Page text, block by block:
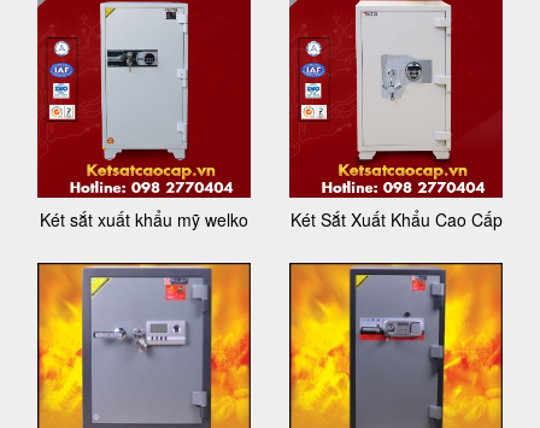
Két sắt xuất khẩu mỹ welko Két Sắt Xuất Khẩu Cao Cấp